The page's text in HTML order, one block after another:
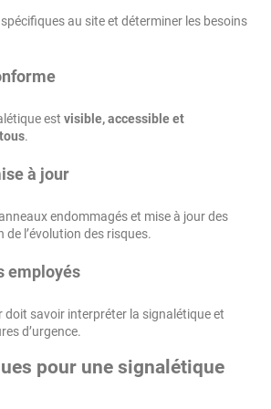
au site et déterminer les besoins
est visible, accessible et
.
à jour
endommagés et mise à jour des
l’évolution des risques.
employés
doit savoir interpréter la signalétique et
d’urgence.
pour une signalétique